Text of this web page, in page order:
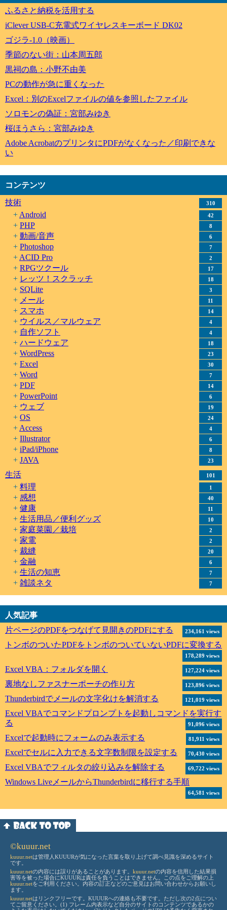
ふるさと納税を活用する
iClever USB-C充電式ワイヤレスキーボード DK02
ゴジラ-1.0（映画）
季節のない街：山本周五郎
黒祠の島：小野不由美
PCの動作が急に重くなった
Excel：別のExcelファイルの値を参照したファイル
ソロモンの偽証：宮部みゆき
桜ほうさら：宮部みゆき
Adobe AcrobatのプリンタにPDFがなくなった／印刷できな
い
コンテンツ
技術
310
Android 42
PHP 8
動画/音声 6
Photoshop 7
ACID Pro 2
RPGツクール 17
レッツ！スクラッチ 18
SQLite 3
メール 11
スマホ 14
ウイルス／マルウェア 4
自作ソフト 4
ハードウェア 18
WordPress 23
Excel 30
Word 7
PDF 14
PowerPoint 6
ウェブ 19
OS 24
Access 4
Illustrator 6
iPad/iPhone 8
JAVA 23
生活 101
料理 1
感想 40
健康 11
生活用品／便利グッズ 10
家庭菜園／栽培 2
家電 2
裁縫 20
金融 6
生活の知恵 7
雑談ネタ 7
人気記事
片ページのPDFをつなげて見開きのPDFにする
234,161 views
トンボのついたPDFをトンボのついていないPDFに変換する
178,289 views
Excel VBA：フォルダを開く 127,224 views
裏地なしファスナーポーチの作り方 123,896 views
Thunderbirdでメールの文字化けを解消する 121,019 views
Excel VBAでコマンドプロンプトを起動しコマンドを実行す
る
91,096 views
Excelで起動時にフォームのみ表示する 81,911 views
Excelでセルに入力できる文字数制限を設定する 70,430 views
Excel VBAでフィルタの絞り込みを解除する 69,722 views
Windows LiveメールからThunderbirdに移行する手順
64,581 views
©kuuur.net
kuuur.netは管理人KUUURが気になった言葉を取り上げて調べ見識を深めるサイト
です。
kuuur.netの内容には誤りがあることがあります。 kuuur.netの内容を信用した結果損
害等を被った場合にKUUURは責任を負うことはできません。この点をご理解の上
kuuur.netをご利用ください。内容の訂正などのご意見はお問い合わせからお願いし
ます。
kuuur.netはリンクフリーです。KUUURへの連絡も不要です。ただし次の2点につい
てご留意ください。(1) フレーム内表示など自分のサイトのコンテンツであるかの